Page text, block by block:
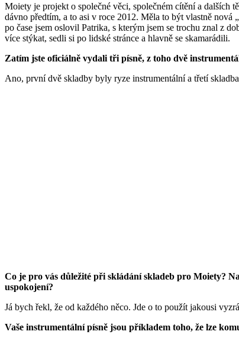
Moiety je projekt o společné věci, společném cítění a dalších
dávno předtím, a to asi v roce 2012. Měla to být vlastně nová
po čase jsem oslovil Patrika, s kterým jsem se trochu znal z
více stýkat, sedli si po lidské stránce a hlavně se skamarádili.
Zatím jste oficiálně vydali tři písně, z toho dvě
Ano, první dvě skladby byly ryze instrumentální a třetí
Co je pro vás důležité při skládání skladeb pro Moiety?
uspokojení?
Já bych řekl, že od každého něco. Jde o to použít jakousi
Vaše instrumentální písně jsou příkladem toho, že lze